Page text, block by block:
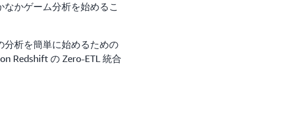
かゲーム分析を始めるこ
分析を簡単に始めるための
Redshift の Zero-ETL 統合